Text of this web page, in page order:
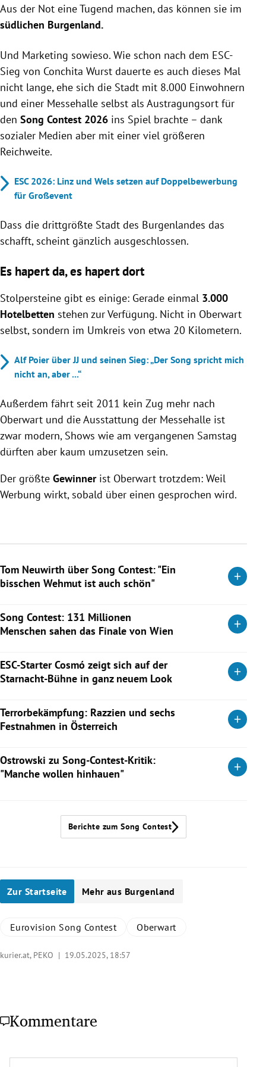
Aus der Not eine Tugend machen, das können sie im
südlichen Burgenland.
Und Marketing sowieso. Wie schon nach dem ESC-
Sieg von Conchita Wurst dauerte es auch dieses Mal
nicht lange, ehe sich die Stadt mit 8.000 Einwohnern
und einer Messehalle selbst als Austragungsort für
den Song Contest 2026 ins Spiel brachte – dank
sozialer Medien aber mit einer viel größeren
Reichweite.
ESC 2026: Linz und Wels setzen auf Doppelbewerbung
für Großevent
Dass die drittgrößte Stadt des Burgenlandes das
schafft, scheint gänzlich ausgeschlossen.
Es hapert da, es hapert dort
Stolpersteine gibt es einige: Gerade einmal 3.000
Hotelbetten stehen zur Verfügung. Nicht in Oberwart
selbst, sondern im Umkreis von etwa 20 Kilometern.
Alf Poier über JJ und seinen Sieg: „Der Song spricht mich
nicht an, aber ...“
Außerdem fährt seit 2011 kein Zug mehr nach
Oberwart und die Ausstattung der Messehalle ist
zwar modern, Shows wie am vergangenen Samstag
dürften aber kaum umzusetzen sein.
Der größte Gewinner ist Oberwart trotzdem: Weil
Werbung wirkt, sobald über einen gesprochen wird.
Tom Neuwirth über Song Contest: "Ein
bisschen Wehmut ist auch schön"
Jetzt ist er aber in der „Fledermaus“ zu sehen. Und er spricht
im KURIER-Interview über diesen einen Moment beim ESC
Weiterlesen
Song Contest: 131 Millionen
Menschen sahen das Finale von Wien
Rückgang im Vergleich zum Vorjahr.
ESC-Starter Cosmó zeigt sich auf der
Starnacht-Bühne in ganz neuem Look
neues Kapitel aufschlagen.
Terrorbekämpfung: Razzien und sechs
Festnahmen in Österreich
den islamistischen Extremismus und Terrorismus durch. Der
jüngste Verdächtige ist 14 Jahre alt.
Ostrowski zu Song-Contest-Kritik:
"Manche wollen hinhauen"
seiner ESC-Moderation, über eingeschränkte Kreativität und
Missverständnisse.Berichte zum Song Contest
Zur Startseite Mehr aus Burgenland
Eurovision Song Contest Oberwart
kurier.at, PEKO | 19.05.2025, 18:57
Kommentare